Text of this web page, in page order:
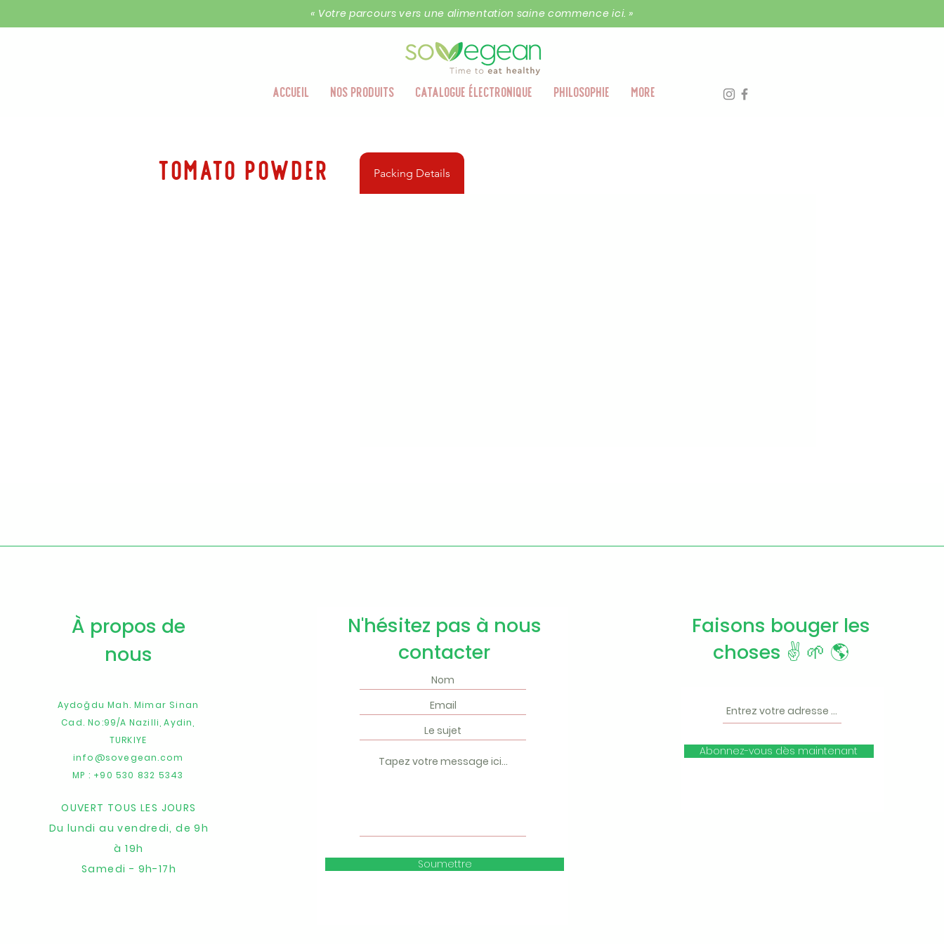
« Votre parcours vers une alimentation saine commence ici. »
Accueil Nos produits Catalogue électronique Philosophie More
tomato Powder Packing Details
À propos de
nous
Aydoğdu Mah. Mimar Sinan
Cad. No:99/A Nazilli, Aydin,
TURKIYE
info@sovegean.com
MP : +90 530 832 5343
OUVERT TOUS LES JOURS
Du lundi au vendredi, de 9h
à 19h
Samedi - 9h-17h
N'hésitez pas à nous
contacter
Soumettre
Faisons bouger les
choses ✌️ 🌱 🌎
Abonnez-vous dès maintenant